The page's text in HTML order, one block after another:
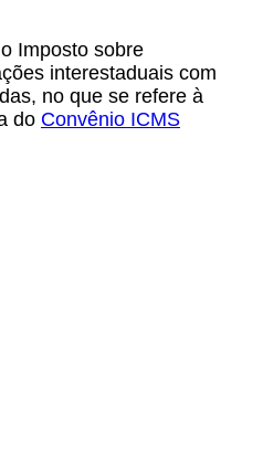
Imposto sobre
interestaduais com
no que se refere à
do Convênio ICMS